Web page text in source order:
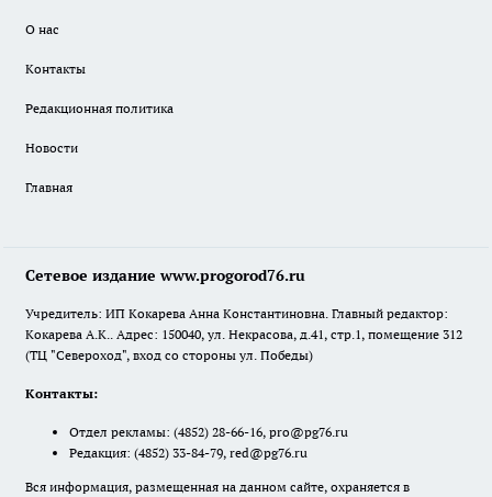
О нас
Контакты
Редакционная политика
Новости
Главная
Сетевое издание www.progorod76.ru
Учредитель: ИП Кокарева Анна Константиновна. Главный редактор:
Кокарева А.К.. Адрес: 150040, ул. Некрасова, д.41, стр.1, помещение 312
(ТЦ "Североход", вход со стороны ул. Победы)
Контакты:
Отдел рекламы: (4852) 28-66-16, pro@pg76.ru
Редакция: (4852) 33-84-79, red@pg76.ru
Вся информация, размещенная на данном сайте, охраняется в